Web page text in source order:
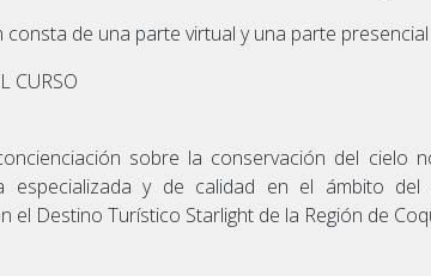
consta de una parte virtual y una parte
CURSO
sobre la conservación del cielo
especializada y de calidad en el ámbito
el Destino Turístico Starlight de la Región de